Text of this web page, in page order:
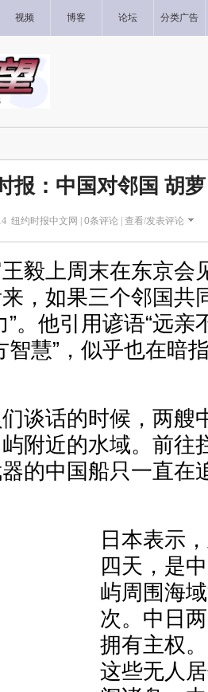
视频 博客 论坛 分类广告
报：中国对邻国 胡
纽约时报中文网 | 0条评论 | 查看/发表评论
毅上周末在东京会
，如果三个邻国共
”。他引用谚语“远亲
智慧”，似乎也在暗
谈话的时候，两艘
附近的水域。前往
的中国船只一直在
日本表示
四天，是
屿周围海
次。中日
拥有主权
这些无人